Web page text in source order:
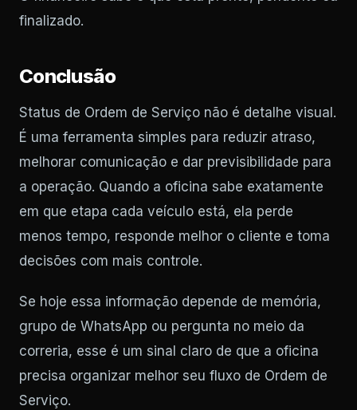
finalizado.
Conclusão
Status de Ordem de Serviço não é detalhe visual.
É uma ferramenta simples para reduzir atraso,
melhorar comunicação e dar previsibilidade para
a operação. Quando a oficina sabe exatamente
em que etapa cada veículo está, ela perde
menos tempo, responde melhor o cliente e toma
decisões com mais controle.
Se hoje essa informação depende de memória,
grupo de WhatsApp ou pergunta no meio da
correria, esse é um sinal claro de que a oficina
precisa organizar melhor seu fluxo de Ordem de
Serviço.